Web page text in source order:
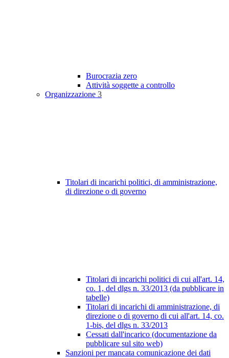
Burocrazia zero
Attività soggette a controllo
Organizzazione 3
Titolari di incarichi politici, di amministrazione,
di direzione o di governo
Titolari di incarichi politici di cui all'art. 14,
co. 1, del dlgs n. 33/2013 (da pubblicare in
tabelle)
Titolari di incarichi di amministrazione, di
direzione o di governo di cui all'art. 14, co.
1-bis, del dlgs n. 33/2013
Cessati dall'incarico (documentazione da
pubblicare sul sito web)
Sanzioni per mancata comunicazione dei dati